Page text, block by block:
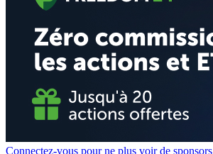
Connectez-vous pour ne plus voir de sponsors